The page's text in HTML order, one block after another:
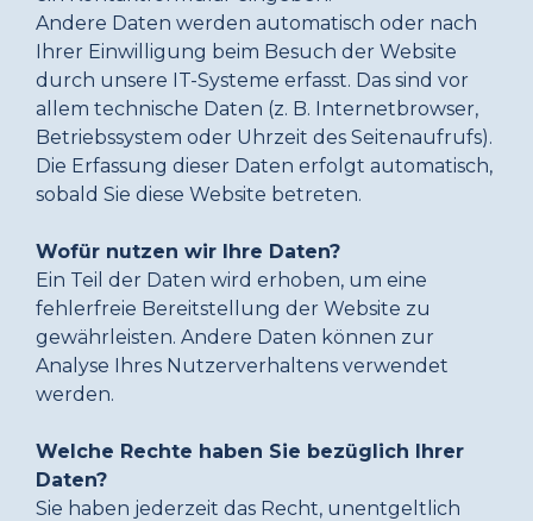
Andere Daten werden automatisch oder nach
Ihrer Einwilligung beim Besuch der Website
durch unsere IT-Systeme erfasst. Das sind vor
allem technische Daten (z. B. Internetbrowser,
Betriebssystem oder Uhrzeit des Seitenaufrufs).
Die Erfassung dieser Daten erfolgt automatisch,
sobald Sie diese Website betreten.
Wofür nutzen wir Ihre Daten?
Ein Teil der Daten wird erhoben, um eine
fehlerfreie Bereitstellung der Website zu
gewährleisten. Andere Daten können zur
Analyse Ihres Nutzerverhaltens verwendet
werden.
Welche Rechte haben Sie bezüglich Ihrer
Daten?
Sie haben jederzeit das Recht, unentgeltlich